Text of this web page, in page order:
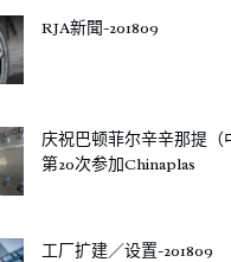
RJA新聞-201809
庆祝巴顿菲尔辛辛那提（
第20次参加Chinaplas
工厂扩建／设置-201809